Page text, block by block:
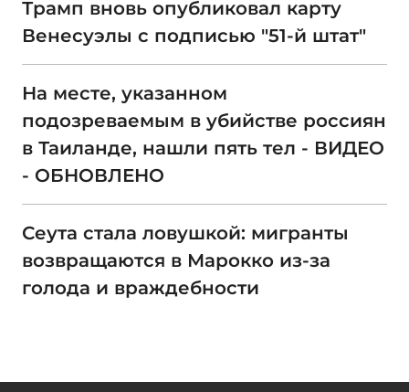
Трамп вновь опубликовал карту
Венесуэлы с подписью "51-й штат"
На месте, указанном
подозреваемым в убийстве россиян
в Таиланде, нашли пять тел - ВИДЕО
- ОБНОВЛЕНО
Сеута стала ловушкой: мигранты
возвращаются в Марокко из-за
голода и враждебности